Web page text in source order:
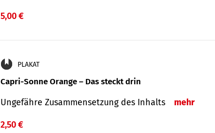
5,00 €
PLAKAT
Capri-Sonne Orange – Das steckt drin
Ungefähre Zu­sammen­setzung des Inhalts mehr
2,50 €